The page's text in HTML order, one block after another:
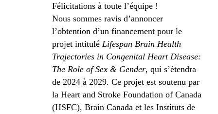
Félicitations à toute l’équipe !
Nous sommes ravis d’annoncer
l’obtention d’un financement pour le
projet intitulé Lifespan Brain Health
Trajectories in Congenital Heart Disease:
The Role of Sex & Gender, qui s’étendra
de 2024 à 2029. Ce projet est soutenu par
la Heart and Stroke Foundation of Canada
(HSFC), Brain Canada et les Instituts de